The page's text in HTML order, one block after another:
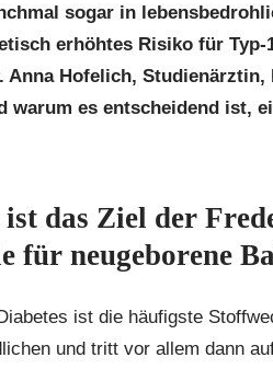
sogar in
erhöhtes Risiko für
Hofelich,
warum es entscheidend ist,
ist das Ziel der
für neugeborene
ist die häufigste
und tritt vor allem dann